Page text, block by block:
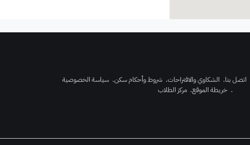
اتصل بنا. الشكاوي والاقتراحات. شروط وأحكام سكن. سياسة الخصوصية
. خريطة الموقع. مركز الطلاب